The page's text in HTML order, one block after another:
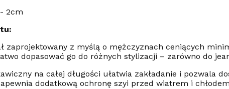
2cm
zaprojektowany z myślą o mężczyznach ceniących
dopasować go do różnych stylizacji – zarówno do
na całej długości ułatwia zakładanie i pozwala
dodatkową ochronę szyi przed wiatrem i